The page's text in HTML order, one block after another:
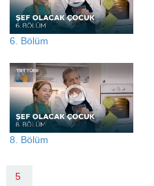
6. Bölüm
8. Bölüm
5